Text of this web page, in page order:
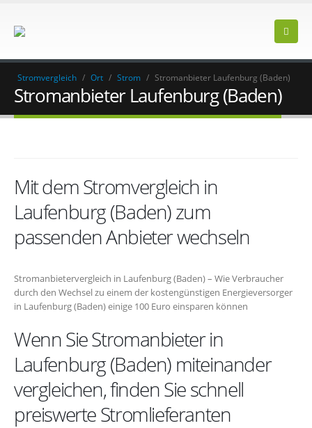
Stromvergleich / Ort / Strom / Stromanbieter Laufenburg (Baden)
Stromanbieter Laufenburg (Baden)
Mit dem Stromvergleich in
Laufenburg (Baden) zum
passenden Anbieter wechseln
Stromanbietervergleich in Laufenburg (Baden) – Wie Verbraucher
durch den Wechsel zu einem der kostengünstigen Energieversorger
in Laufenburg (Baden) einige 100 Euro einsparen können
Wenn Sie Stromanbieter in
Laufenburg (Baden) miteinander
vergleichen, finden Sie schnell
preiswerte Stromlieferanten